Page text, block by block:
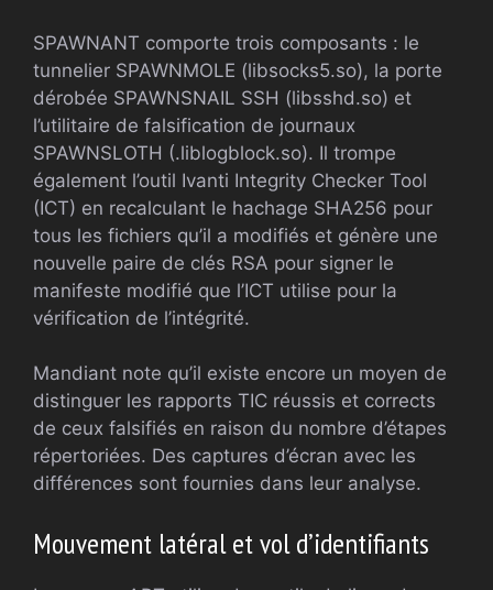
SPAWNANT comporte trois composants : le
tunnelier SPAWNMOLE (libsocks5.so), la porte
dérobée SPAWNSNAIL SSH (libsshd.so) et
l’utilitaire de falsification de journaux
SPAWNSLOTH (.liblogblock.so). Il trompe
également l’outil Ivanti Integrity Checker Tool
(ICT) en recalculant le hachage SHA256 pour
tous les fichiers qu’il a modifiés et génère une
nouvelle paire de clés RSA pour signer le
manifeste modifié que l’ICT utilise pour la
vérification de l’intégrité.
Mandiant note qu’il existe encore un moyen de
distinguer les rapports TIC réussis et corrects
de ceux falsifiés en raison du nombre d’étapes
répertoriées. Des captures d’écran avec les
différences sont fournies dans leur analyse.
Mouvement latéral et vol d’identifiants